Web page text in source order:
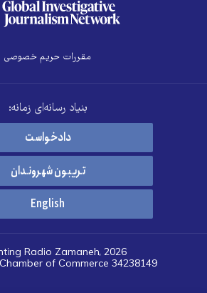
مقررات حریم خصوصی
بنیاد رسانه‌ای زمانه:
دادخواست
تریبون شهروندان
English
Radio Zamaneh, 2026
of Commerce 34238149